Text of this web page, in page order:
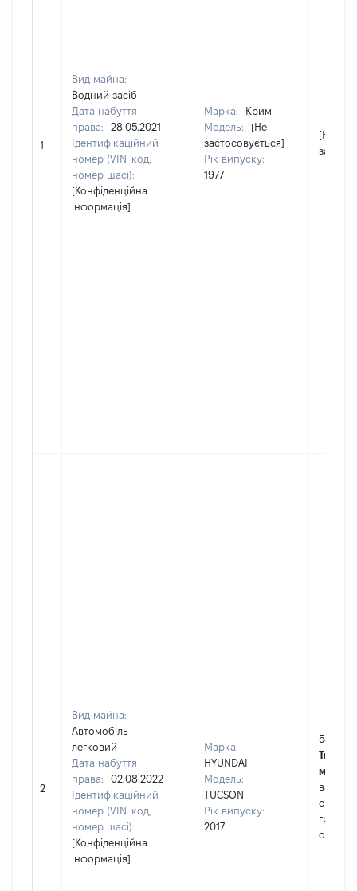
1
Вид майна:
Водний засіб
Дата набуття
права:
28.05.2021
Ідентифікаційний
номер (VIN-код,
номер шасі):
[Конфіденційна
інформація]
Марка:
Крим
Модель:
[Не
застосовується]
Рік випуску:
1977
[Не
2
Вид майна:
Автомобіль
легковий
Дата набуття
права:
02.08.2022
Ідентифікаційний
номер (VIN-код,
номер шасі):
[Конфіденційна
інформація]
Марка:
HYUNDAI
Модель:
TUCSON
Рік випуску:
2017
545000
Тип
майна: